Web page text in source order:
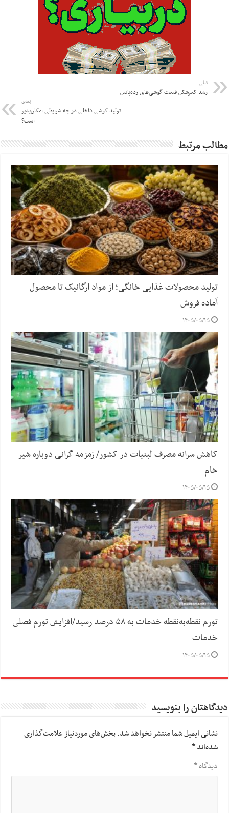
قبلی
رشد کمرشکن قیمت گوشی‌های رده‌پایین
بعدی
تولید گوشی داخلی در چه شرایطی امکان‌پذیر
است؟
مطالب مرتبط
تولید محصولات غذایی خانگی؛ از مواد ارگانیک تا محصول
آماده فروش
۱۴۰۵/۰۵/۱۵
کاهش سرانه مصرف لبنیات در کشور/ زمزمه گرانی دوباره شیر
خام
۱۴۰۵/۰۵/۱۵
تورم نقطه‌به‌نقطه خدمات به ۵۸ درصد رسید/افزایش تورم فصلی
خدمات
۱۴۰۵/۰۵/۱۵
دیدگاهتان را بنویسید
نشانی ایمیل شما منتشر نخواهد شد.بخش‌های موردنیاز علامت‌گذاری
شده‌اند*
دیدگاه*